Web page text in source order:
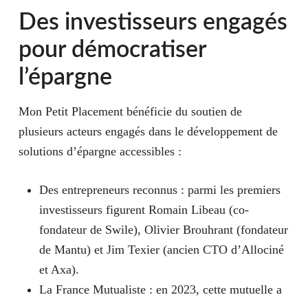
Des investisseurs engagés
pour démocratiser
l’épargne
Mon Petit Placement bénéficie du soutien de
plusieurs acteurs engagés dans le développement de
solutions d’épargne accessibles :
Des entrepreneurs reconnus : parmi les premiers
investisseurs figurent Romain Libeau (co-
fondateur de Swile), Olivier Brouhrant (fondateur
de Mantu) et Jim Texier (ancien CTO d’Allociné
et Axa).
La France Mutualiste : en 2023, cette mutuelle a